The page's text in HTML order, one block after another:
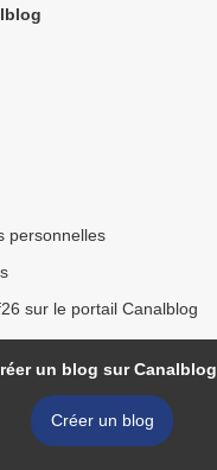
personnelles
sur le portail Canalblog
un blog sur Canalblog
Créer un blog